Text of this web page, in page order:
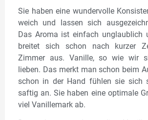
Sie haben eine wundervolle
weich und lassen sich
Das Aroma ist einfach unglaublich
breitet sich schon nach kurzer
Zimmer aus. Vanille, so wie wir
lieben. Das merkt man schon beim
schon in der Hand fühlen sie sich
saftig an. Sie haben eine optimale
viel Vanillemark ab.